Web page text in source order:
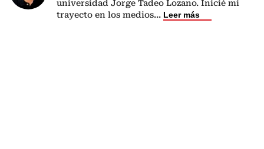
universidad Jorge Tadeo Lozano. Inicié mi
trayecto en los medios... Leer más